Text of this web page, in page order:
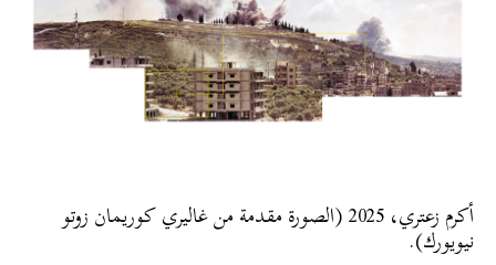
أكرم زعتري، 2025 (الصورة مقدمة من غاليري كوريمان زوتو
نيويورك).